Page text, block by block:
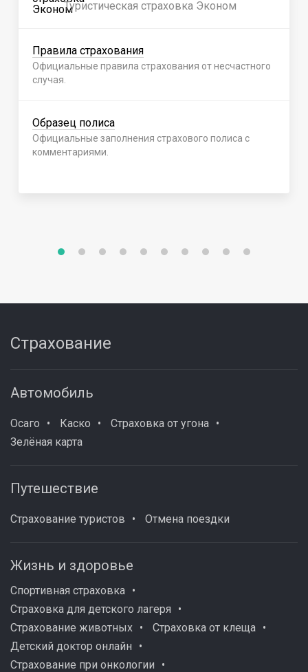
Туристическая страховка Эконом
Правила страхования
Официальные правила страхования от несчастного
случая.
Образец полиса
Официальные заполнения страхового полиса с
комментариями.
Страхование
Автомобиль
Осаго Каско
Страховка от угона
Зелёная карта
Путешествие
Страхование туристов Отмена поездки
Жизнь и здоровье
Спортивная страховка
Страховка для детского лагеря
Страхование животных
Страховка от клеща
Детский доктор онлайн
Страхование при онкологии